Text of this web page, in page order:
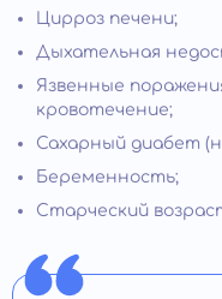
Цирроз печени;
Дыхательная
Язвенные
кровотечение;
Сахарный диабет
Беременность;
Старческий